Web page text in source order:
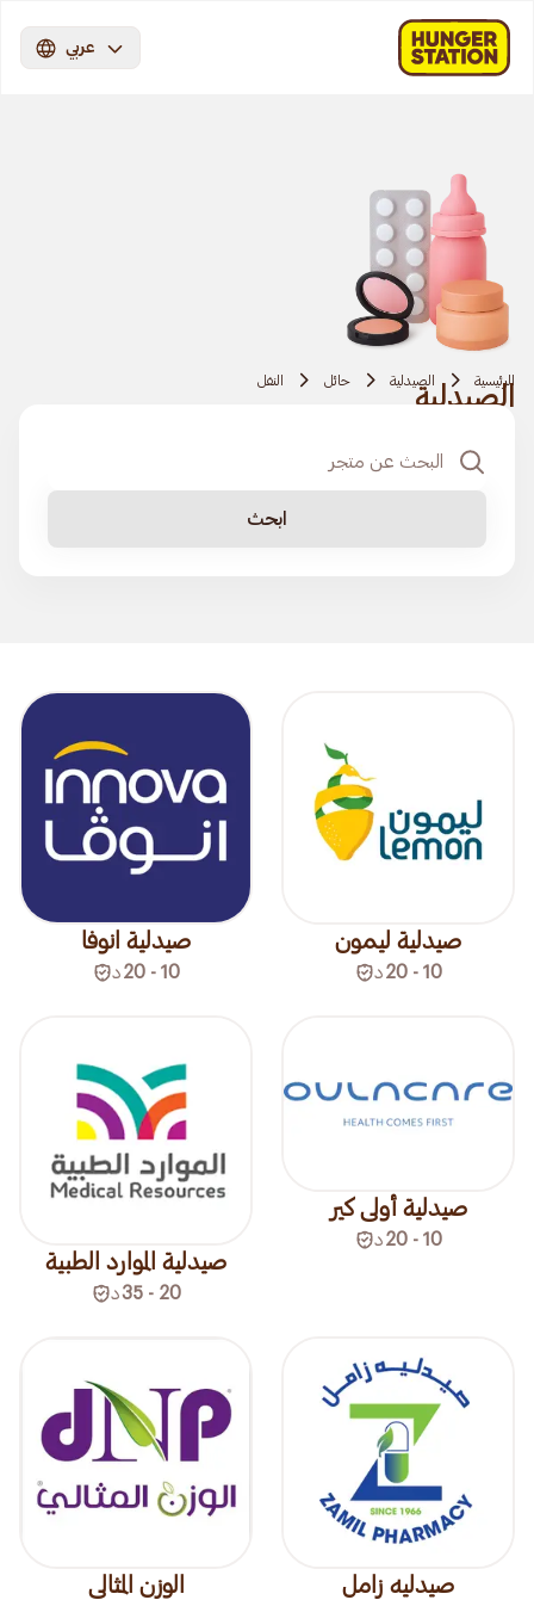
عربي
الرئيسية الصيدلية حائل النفل
الصيدلية
ابحث
صيدلية ليمون
10 - 20 د
صيدلية انوفا
10 - 20 د
صيدلية أولى كير
10 - 20 د
صيدلية الموارد الطبية
20 - 35 د
صيدليه زامل الوزن المثالي